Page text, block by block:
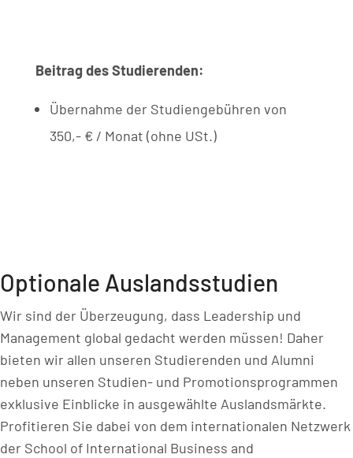
Beitrag des Studierenden:
Übernahme der Studiengebühren von
350,- € / Monat (ohne USt.)
Optionale Auslandsstudien
Wir sind der Überzeugung, dass Leadership und
Management global gedacht werden müssen! Daher
bieten wir allen unseren Studierenden und Alumni
neben unseren Studien- und Promotionsprogrammen
exklusive Einblicke in ausgewählte Auslandsmärkte.
Profitieren Sie dabei von dem internationalen Netzwerk
der School of International Business and